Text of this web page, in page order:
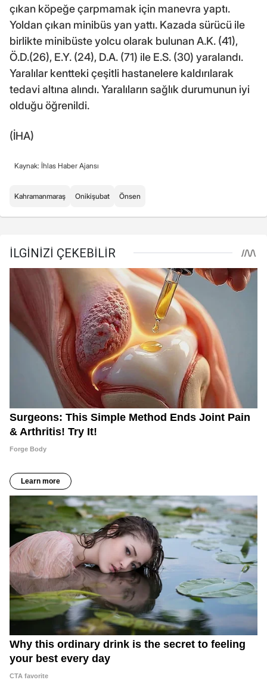
çıkan köpeğe çarpmamak için manevra yaptı.
Yoldan çıkan minibüs yan yattı. Kazada sürücü ile
birlikte minibüste yolcu olarak bulunan A.K. (41),
Ö.D.(26), E.Y. (24), D.A. (71) ile E.S. (30) yaralandı.
Yaralılar kentteki çeşitli hastanelere kaldırılarak
tedavi altına alındı. Yaralıların sağlık durumunun iyi
olduğu öğrenildi.
(İHA)
Kaynak: İhlas Haber Ajansı
Kahramanmaraş Onikişubat Önsen